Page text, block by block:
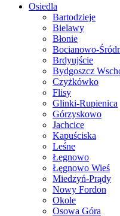
Osiedla
Bartodzieje
Bielawy
Błonie
Bocianowo-
Brdyujście
Bydgoszcz
Czyżkówko
Flisy
Glinki-Rupienica
Górzyskowo
Jachcice
Kapuściska
Leśne
Łęgnowo
Łęgnowo Wieś
Miedzyń-Prądy
Nowy Fordon
Okole
Osowa Góra